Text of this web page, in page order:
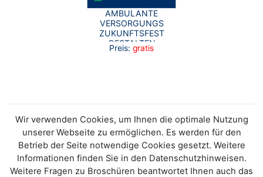
AMBULANTE
VERSORGUNGS
ZUKUNFTSFEST
GESTALTEN
(LANGFASSUNG)
Preis: gratis
Wir verwenden Cookies, um Ihnen die optimale Nutzung
unserer Webseite zu ermöglichen. Es werden für den
Betrieb der Seite notwendige Cookies gesetzt. Weitere
Informationen finden Sie in den Datenschutzhinweisen.
Weitere Fragen zu Broschüren beantwortet Ihnen auch das